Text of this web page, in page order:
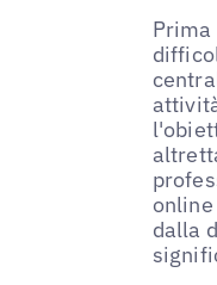
Prima
dalla